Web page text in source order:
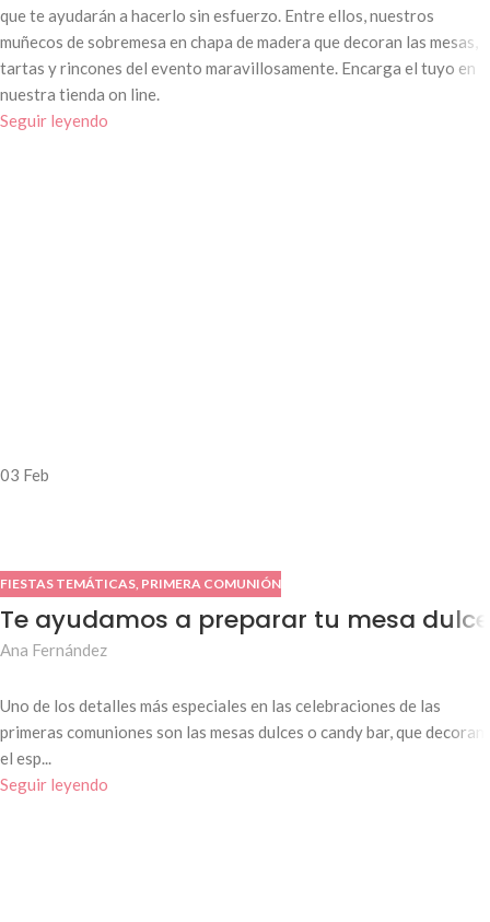
que te ayudarán a hacerlo sin esfuerzo. Entre ellos, nuestros
muñecos de sobremesa en chapa de madera que decoran las mesas,
tartas y rincones del evento maravillosamente. Encarga el tuyo en
nuestra tienda on line.
Seguir leyendo
03 Feb
FIESTAS TEMÁTICAS, PRIMERA COMUNIÓN
Te ayudamos a preparar tu mesa dulce
Ana Fernández
Uno de los detalles más especiales en las celebraciones de las
primeras comuniones son las mesas dulces o candy bar, que decoran
el esp...
Seguir leyendo